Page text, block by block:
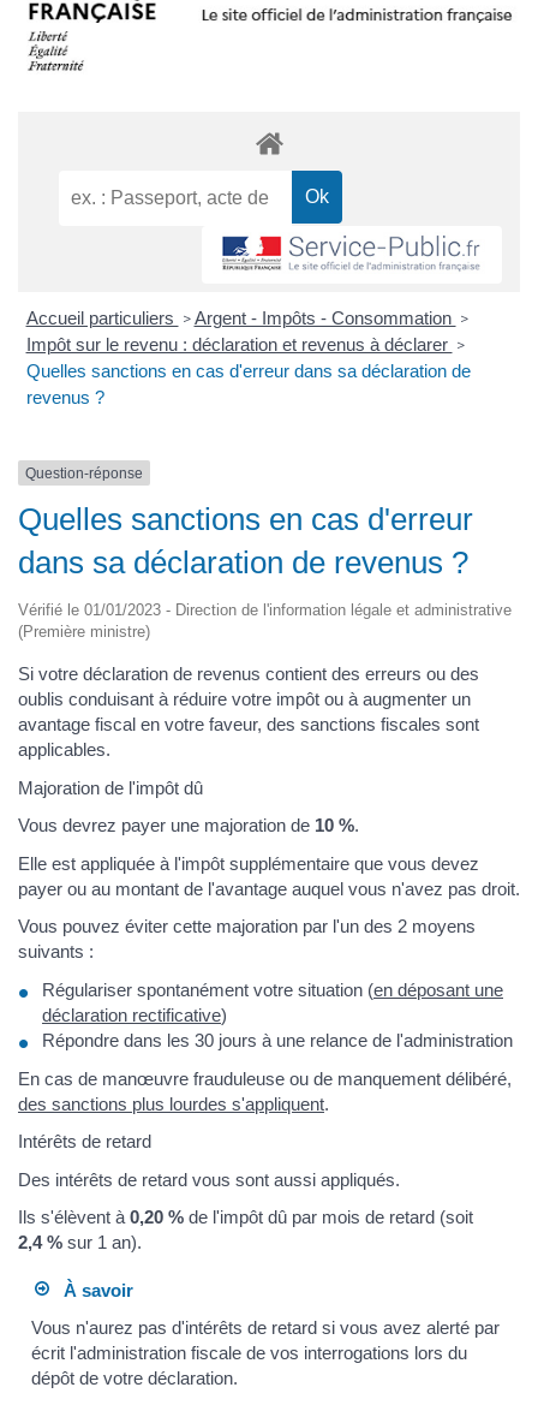
Accueil particuliers > Argent - Impôts - Consommation >
Impôt sur le revenu : déclaration et revenus à déclarer >
Quelles sanctions en cas d'erreur dans sa déclaration de
revenus ?
Question-réponse
Quelles sanctions en cas d'erreur
dans sa déclaration de revenus ?
Vérifié le 01/01/2023 - Direction de l'information légale et administrative
(Première ministre)
Si votre déclaration de revenus contient des erreurs ou des
oublis conduisant à réduire votre impôt ou à augmenter un
avantage fiscal en votre faveur, des sanctions fiscales sont
applicables.
Majoration de l'impôt dû
Vous devrez payer une majoration de 10 %.
Elle est appliquée à l'impôt supplémentaire que vous devez
payer ou au montant de l'avantage auquel vous n'avez pas droit.
Vous pouvez éviter cette majoration par l'un des 2 moyens
suivants :
Régulariser spontanément votre situation (en déposant une
déclaration rectificative)
Répondre dans les 30 jours à une relance de l'administration
En cas de manœuvre frauduleuse ou de manquement délibéré,
des sanctions plus lourdes s'appliquent.
Intérêts de retard
Des intérêts de retard vous sont aussi appliqués.
Ils s'élèvent à 0,20 % de l'impôt dû par mois de retard (soit
2,4 % sur 1 an).
À savoir
Vous n'aurez pas d'intérêts de retard si vous avez alerté par
écrit l'administration fiscale de vos interrogations lors du
dépôt de votre déclaration.